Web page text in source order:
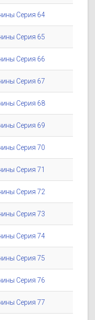
Серия 64
Серия 65
Серия 66
Серия 67
Серия 68
Серия 69
Серия 70
Серия 71
Серия 72
Серия 73
Серия 74
Серия 75
Серия 76
Серия 77